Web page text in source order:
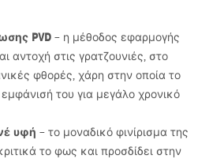
PVD – η μέθοδος εφαρμογής
αντοχή στις γρατζουνιές, στο
φθορές, χάρη στην οποία το
του για μεγάλο χρονικό
υφή – το μοναδικό φινίρισμα της
το φως και προσδίδει στην